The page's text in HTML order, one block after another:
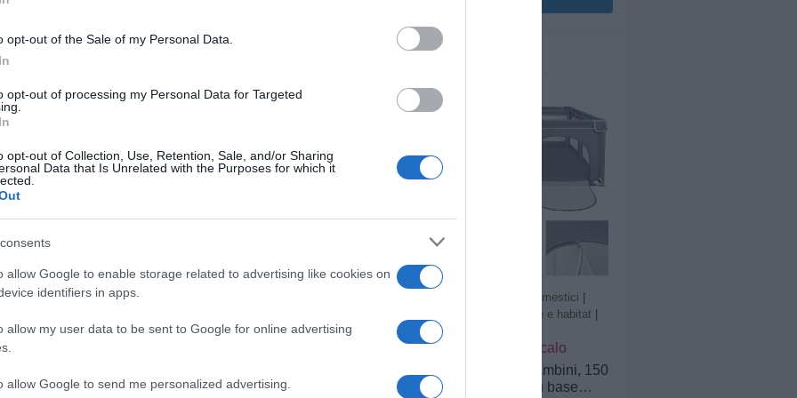
opt-out of the Sale of my Personal Data.
opt-out of processing my Personal Data for Targeted
opt-out of Collection, Use, Retention, Sale, and/or Sharing
Data that Is Unrelated with the Purposes for which it
allow Google to enable storage related to advertising like cookies on
identifiers in apps.
allow my user data to be sent to Google for online advertising
allow Google to send me personalized advertising.
connettori ai pannelli metallici rotondi e la gabbia
Personalizzabile per i Vostri Piccoli Animali- Gli 8
piedi quadrati offrono uno spazio ampio per la
maggior parte dei piccoli animali. Voi proprietari
potete dare sfogo alla fantasia per organizzare ogni
area della gabbia in modo diverso. Questo prodotto
brevettato può essere utilizzato anche come recinto
per conigli, porcellini d'India, ricci o furetti. Se
disponete di tappetini più grandi o non ne avete
ulteriormente modificata.
imperméable hamsters hérissons in offerta
Piccoli animali |Cucce e habitat |
Box
LANGXUN Recinto per
Box
per Passeggino 180x200x68
Prodotti per animali domestici |
Cucce e habitat |
Box
in offerta
prezzo in calo
ACXIN Box per bambini, 150
x 180 x 68 cm, con base